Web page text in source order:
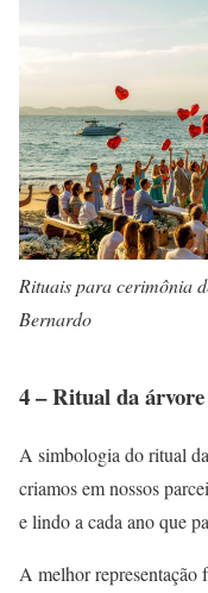
Rituais para cerimônia
Bernardo
4 – Ritual da árvore
A simbologia do ritual
criamos em nossos
e lindo a cada ano que
A melhor representação